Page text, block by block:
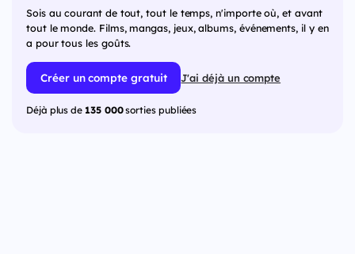
Sois au courant de tout, tout le temps, n'importe où, et avant
tout le monde. Films, mangas, jeux, albums, événements, il y en
a pour tous les goûts.
Créer un compte gratuit J'ai déjà un compte
Déjà plus de 135 000sorties publiées